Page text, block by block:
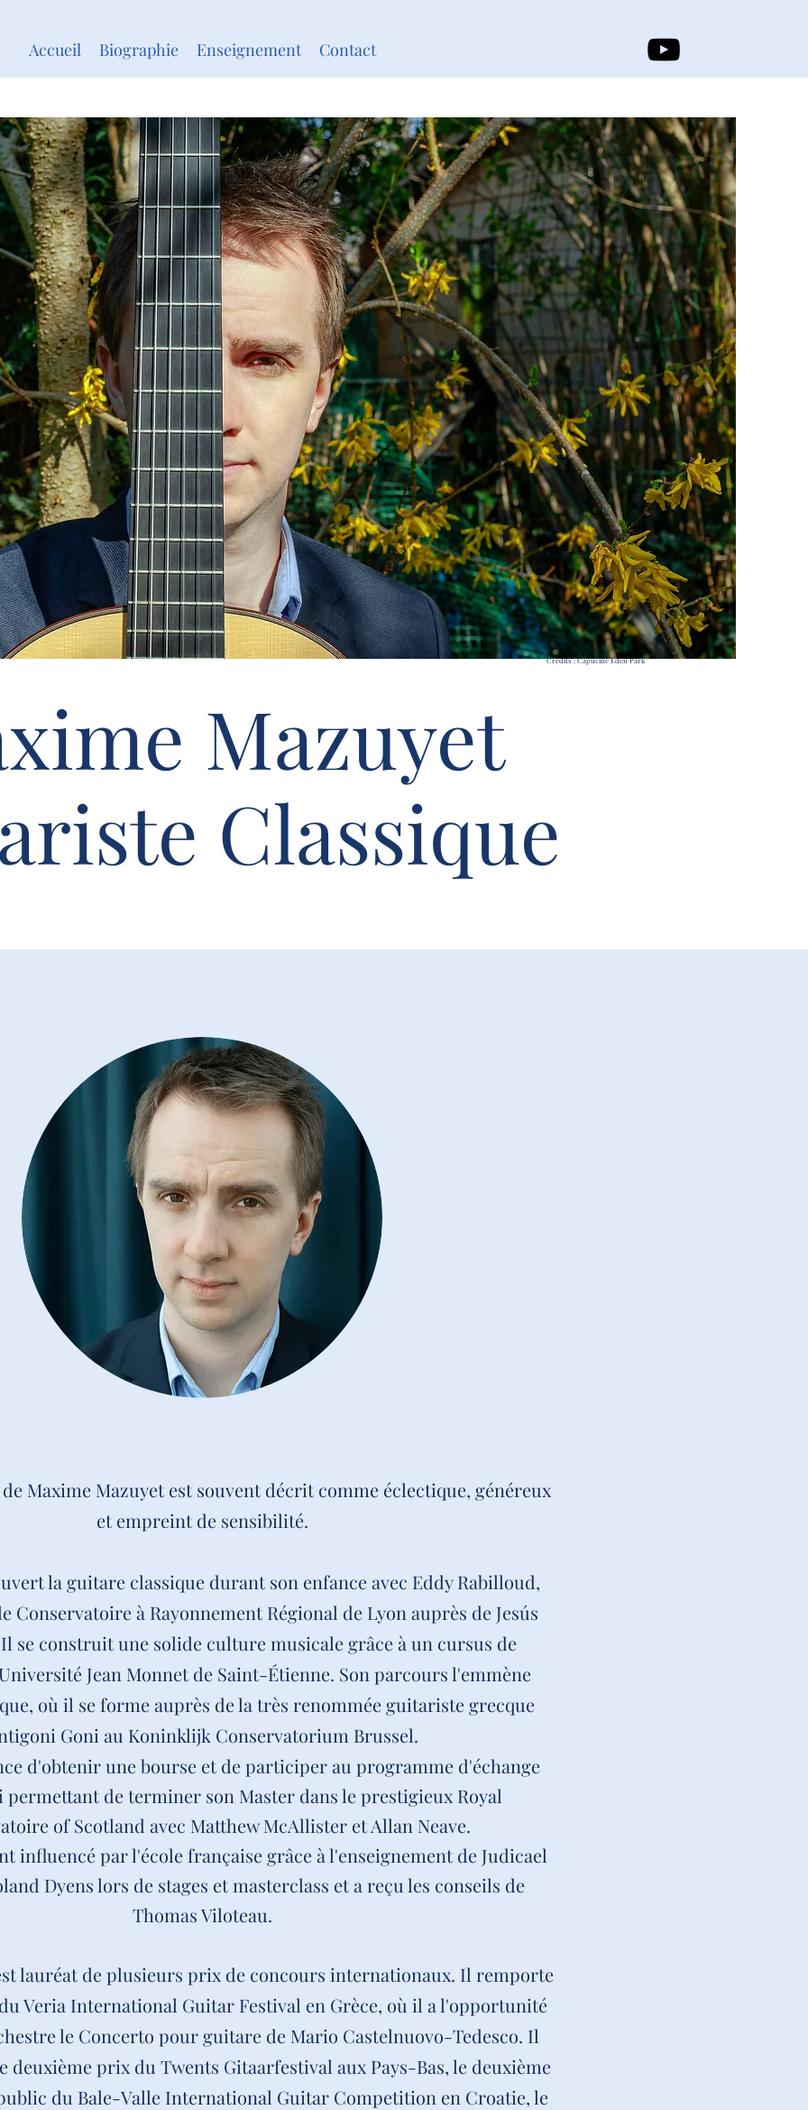
Accueil Biographie Enseignement Contact
Crédits : Capucine Eden Park
Mazuyet
Classique
Maxime Mazuyet est souvent décrit comme éclectique, généreux
et empreint de sensibilité.
la guitare classique durant son enfance avec Eddy Rabilloud,
Conservatoire à Rayonnement Régional de Lyon auprès de Jesús
se construit une solide culture musicale grâce à un cursus de
Jean Monnet de Saint-Étienne. Son parcours l'emmène
où il se forme auprès de la très renommée guitariste grecque
Goni au Koninklijk Conservatorium Brussel.
d'obtenir une bourse et de participer au programme d'échange
permettant de terminer son Master dans le prestigieux Royal
of Scotland avec Matthew McAllister et Allan Neave.
influencé par l'école française grâce à l'enseignement de Judicael
Dyens lors de stages et masterclass et a reçu les conseils de
Thomas Viloteau.
lauréat de plusieurs prix de concours internationaux. Il remporte
Veria International Guitar Festival en Grèce, où il a l'opportunité
le Concerto pour guitare de Mario Castelnuovo-Tedesco. Il
deuxième prix du Twents Gitaarfestival aux Pays-Bas, le deuxième
du Bale-Valle International Guitar Competition en Croatie, le